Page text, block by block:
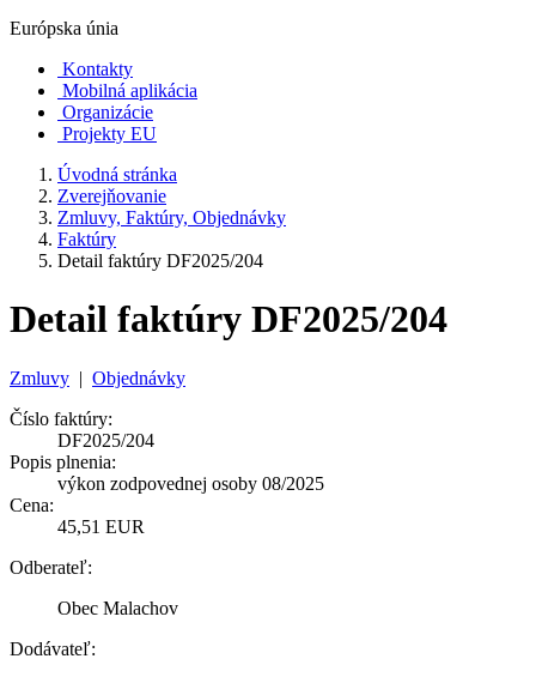
Európska únia
Kontakty
Mobilná aplikácia
Organizácie
Projekty EU
Úvodná stránka
Zverejňovanie
Zmluvy, Faktúry, Objednávky
Faktúry
Detail faktúry DF2025/204
Detail faktúry DF2025/204
Zmluvy | Objednávky
Číslo faktúry:
DF2025/204
Popis plnenia:
výkon zodpovednej osoby 08/2025
Cena:
45,51 EUR
Odberateľ:
Obec Malachov
Dodávateľ: